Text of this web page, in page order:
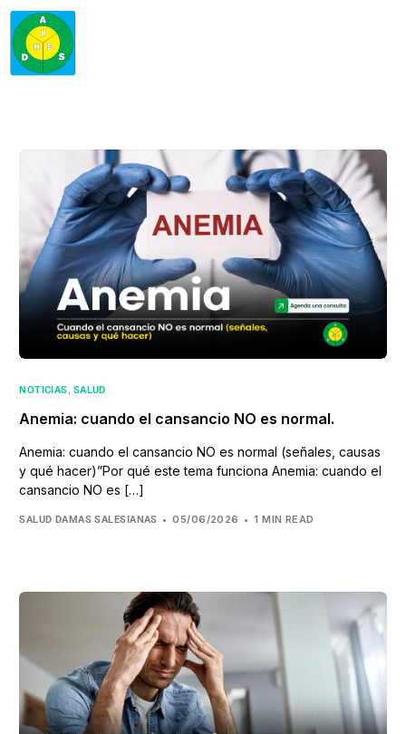
NOTICIAS, SALUD
Anemia: cuando el cansancio NO es normal.
Anemia: cuando el cansancio NO es normal (señales, causas
y qué hacer)”Por qué este tema funciona Anemia: cuando el
cansancio NO es […]
SALUD DAMAS SALESIANAS 05/06/2026 1 MIN READ